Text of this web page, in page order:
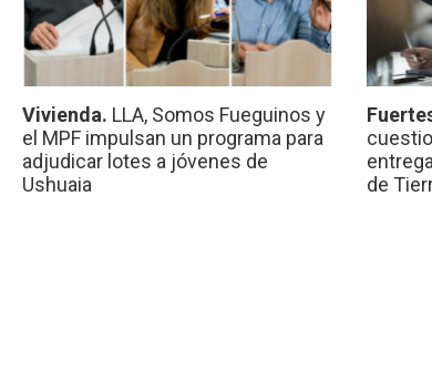
Vivienda. LLA, Somos Fueguinos y
el MPF impulsan un programa para
adjudicar lotes a jóvenes de
Ushuaia
de